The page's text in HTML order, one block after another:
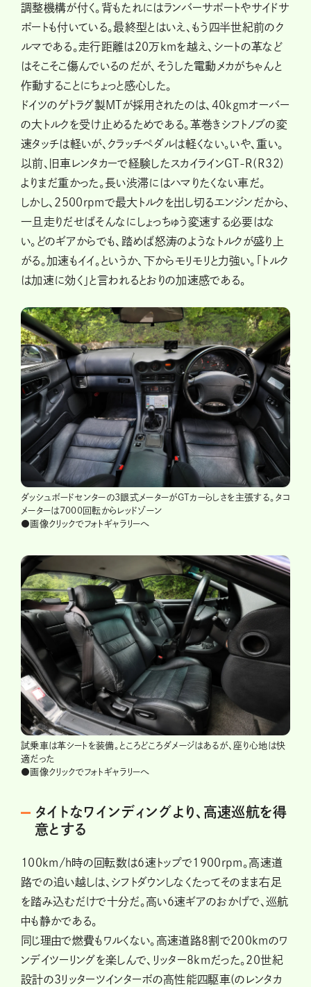
調整機構が付く。背もたれにはランバーサポートやサイドサ
ポートも付いている。最終型とはいえ、もう四半世紀前のク
ルマである。走行距離は20万kmを越え、シートの革など
はそこそこ傷んでいるのだが、そうした電動メカがちゃんと
作動することにちょっと感心した。
ドイツのゲトラグ製MTが採用されたのは、40kgｍオーバー
の大トルクを受け止めるためである。革巻きシフトノブの変
速タッチは軽いが、クラッチペダルは軽くない。いや、重い。
以前、旧車レンタカーで経験したスカイラインGT-R(R32)
よりまだ重かった。長い渋滞にはハマりたくない車だ。
しかし、2500rpmで最大トルクを出し切るエンジンだから、
一旦走りだせばそんなにしょっちゅう変速する必要はな
い。どのギアからでも、踏めば怒涛のようなトルクが盛り上
がる。加速もイイ。というか、下からモリモリと力強い。「トルク
は加速に効く」と言われるとおりの加速感である。
ダッシュボードセンターの3眼式メーターがGTカーらしさを主張する。タコ
メーターは7000回転からレッドゾーン
●画像クリックでフォトギャラリーへ
試乗車は革シートを装備。ところどころダメージはあるが、座り心地は快
適だった
●画像クリックでフォトギャラリーへ
タイトなワインディングより、高速巡航を得
意とする
100km/h時の回転数は６速トップで1900rpm。高速道
路での追い越しは、シフトダウンしなくたってそのまま右足
を踏み込むだけで十分だ。高い６速ギアのおかげで、巡航
中も静かである。
同じ理由で燃費もワルくない。高速道路８割で200kmのワ
ンデイツーリングを楽しんで、リッター８kmだった。20世紀
設計の３リッターツインターボの高性能四駆車(のレンタカ